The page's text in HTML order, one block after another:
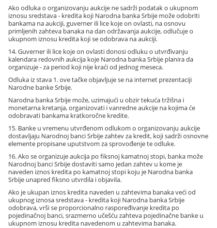
Ako odluka o organizovanju aukcije ne sadrži podatak o ukupnom
iznosu sredstava - kredita koji Narodna banka Srbije može odobriti
bankama na aukciji, guverner ili lice koje on ovlasti, na osnovu
primljenih zahteva banaka na dan održavanja aukcije, odlučuje o
ukupnom iznosu kredita koji se odobrava na aukciji.
14. Guverner ili lice koje on ovlasti donosi odluku o utvrđivanju
kalendara redovnih aukcija koje Narodna banka Srbije planira da
organizuje - za period koji nije kraći od jednog meseca.
Odluka iz stava 1. ove tačke objavljuje se na internet prezentaciji
Narodne banke Srbije.
Narodna banka Srbije može, uzimajući u obzir tekuća tržišna i
monetarna kretanja, organizovati i vanredne aukcije na kojima će
odobravati bankama kratkoročne kredite.
15. Banke u vremenu utvrđenom odlukom o organizovanju aukcije
dostavljaju Narodnoj banci Srbije zahtev za kredit, koji sadrži osnovne
elemente propisane uputstvom za sprovođenje te odluke.
16. Ako se organizuje aukcija po fiksnoj kamatnoj stopi, banka može
Narodnoj banci Srbije dostaviti samo jedan zahtev u kome je
naveden iznos kredita po kamatnoj stopi koju je Narodna banka
Srbije unapred fiksno utvrdila i objavila.
Ako je ukupan iznos kredita naveden u zahtevima banaka veći od
ukupnog iznosa sredstava - kredita koji Narodna banka Srbije
odobrava, vrši se proporcionalno raspoređivanje kredita po
pojedinačnoj banci, srazmerno učešću zahteva pojedinačne banke u
ukupnom iznosu kredita navedenom u zahtevima banaka.